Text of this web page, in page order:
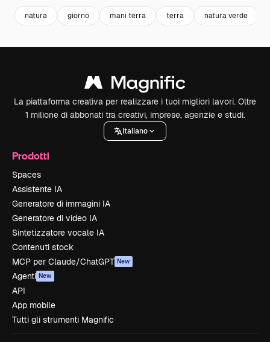
natura giorno mani terra terra natura verde
La piattaforma creativa per realizzare i tuoi migliori lavori. Oltre
1 milione di abbonati tra creativi, imprese, agenzie e studi.
Italiano
Prodotti
Spaces
Assistente IA
Generatore di immagini IA
Generatore di video IA
Sintetizzatore vocale IA
Contenuti stock
MCP per Claude/ChatGPT New
Agenti New
API
App mobile
Tutti gli strumenti Magnific